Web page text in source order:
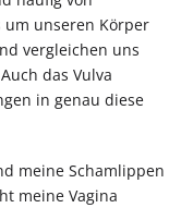
um unseren Körper
vergleichen uns
das Vulva
in genau diese
meine Schamlippen
meine Vagina